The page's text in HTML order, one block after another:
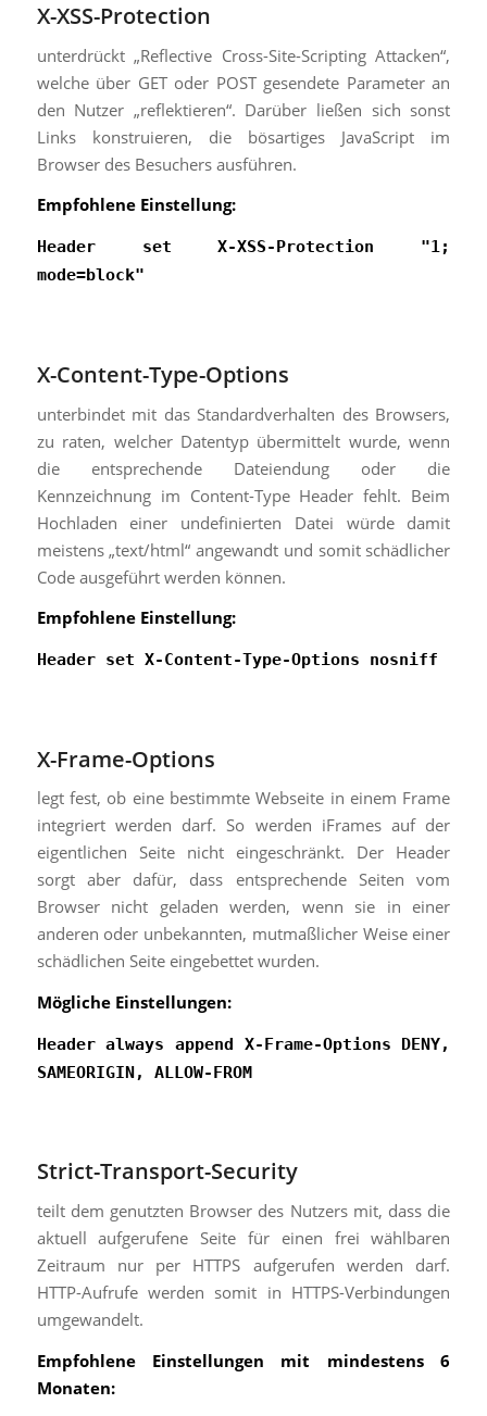
X-XSS-Protection
unterdrückt „Reflective Cross-Site-Scripting Attacken“,
welche über GET oder POST gesendete Parameter an
den Nutzer „reflektieren“. Darüber ließen sich sonst
Links konstruieren, die bösartiges JavaScript im
Browser des Besuchers ausführen.
Empfohlene Einstellung:
Header set X-XSS-Protection "1;
mode=block"
X-Content-Type-Options
unterbindet mit das Standardverhalten des Browsers,
zu raten, welcher Datentyp übermittelt wurde, wenn
die entsprechende Dateiendung oder die
Kennzeichnung im Content-Type Header fehlt. Beim
Hochladen einer undefinierten Datei würde damit
meistens „text/html“ angewandt und somit schädlicher
Code ausgeführt werden können.
Empfohlene Einstellung:
Header set X-Content-Type-Options nosniff
X-Frame-Options
legt fest, ob eine bestimmte Webseite in einem Frame
integriert werden darf. So werden iFrames auf der
eigentlichen Seite nicht eingeschränkt. Der Header
sorgt aber dafür, dass entsprechende Seiten vom
Browser nicht geladen werden, wenn sie in einer
anderen oder unbekannten, mutmaßlicher Weise einer
schädlichen Seite eingebettet wurden.
Mögliche Einstellungen:
Header always append X-Frame-Options DENY,
SAMEORIGIN, ALLOW-FROM
Strict-Transport-Security
teilt dem genutzten Browser des Nutzers mit, dass die
aktuell aufgerufene Seite für einen frei wählbaren
Zeitraum nur per HTTPS aufgerufen werden darf.
HTTP-Aufrufe werden somit in HTTPS-Verbindungen
umgewandelt.
Empfohlene Einstellungen mit mindestens 6
Monaten: